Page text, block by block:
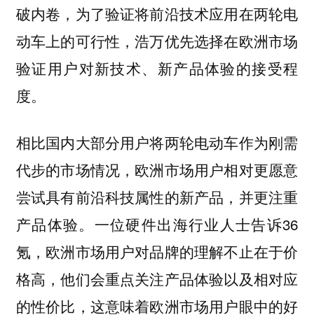
破内卷，为了验证将前沿技术应用在两轮电
动车上的可行性，浩万优先选择在欧洲市场
验证用户对新技术、新产品体验的接受程
度。
相比国内大部分用户将两轮电动车作为刚需
代步的市场情况，欧洲市场用户相对更愿意
尝试具有前沿科技属性的新产品，并更注重
产品体验。一位硬件出海行业人士告诉36
氪，欧洲市场用户对品牌的理解不止在于价
格高，他们会重点关注产品体验以及相对应
的性价比，这意味着欧洲市场用户眼中的好